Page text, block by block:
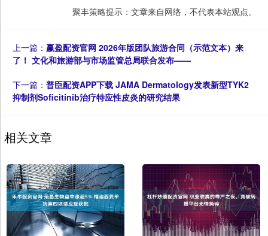
聚丰策略提示：文章来自网络，不代表本站观点。
上一篇： 赢盈配资官网 2026年版团队旅游合同（示范文本）来
了！ 文化和旅游部与市场监管总局联合发布——
下一篇： 普臣配资APP下载 JAMA Dermatology发表新型TYK2
抑制剂Soficitinib治疗特应性皮炎的研究结果
相关文章